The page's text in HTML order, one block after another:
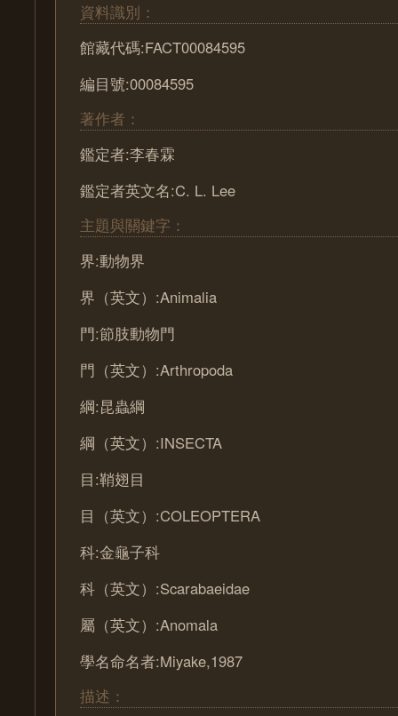
資料識別：
館藏代碼:FACT00084595
編目號:00084595
著作者：
鑑定者:李春霖
鑑定者英文名:C. L. Lee
主題與關鍵字：
界:動物界
界（英文）:Animalia
門:節肢動物門
門（英文）:Arthropoda
綱:昆蟲綱
綱（英文）:INSECTA
目:鞘翅目
目（英文）:COLEOPTERA
科:金龜子科
科（英文）:Scarabaeidae
屬（英文）:Anomala
學名命名者:Miyake,1987
描述：